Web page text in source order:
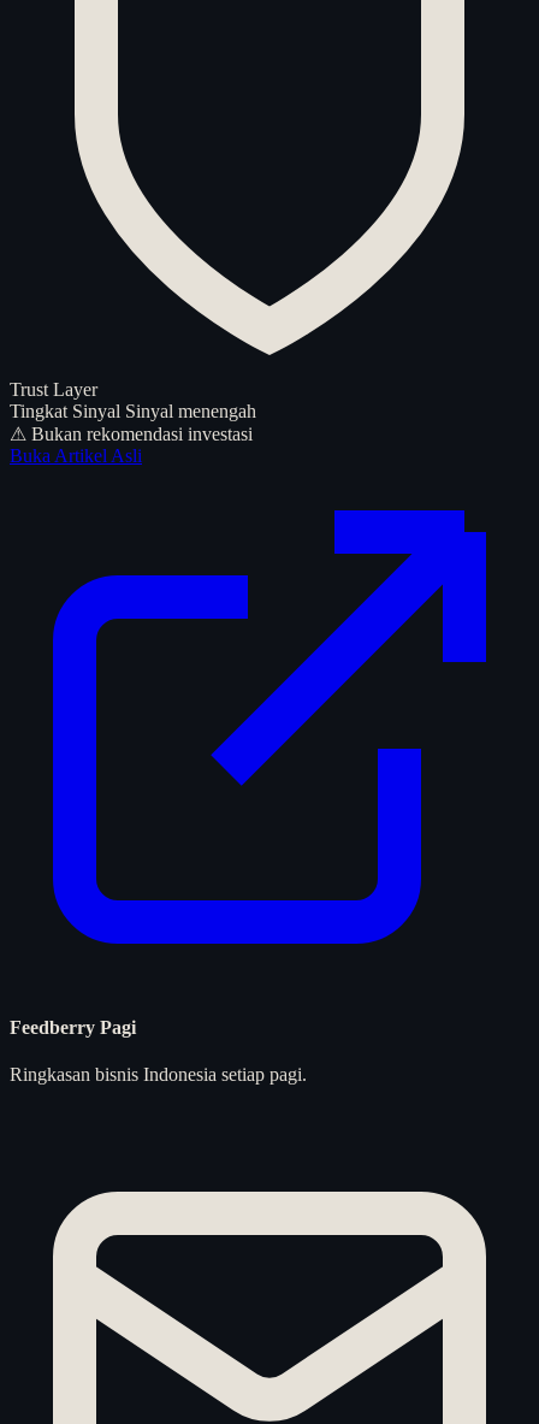
Trust Layer
Tingkat Sinyal Sinyal menengah
⚠ Bukan rekomendasi investasi
Buka Artikel Asli
Feedberry Pagi
Ringkasan bisnis Indonesia setiap pagi.